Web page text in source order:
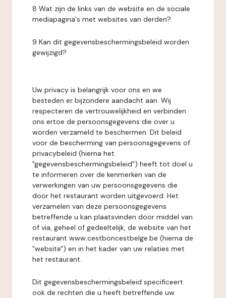
8 Wat zijn de links van de website en de sociale
mediapagina's met websites van derden?
9 Kan dit gegevensbeschermingsbeleid worden
gewijzigd?
Uw privacy is belangrijk voor ons en we
besteden er bijzondere aandacht aan. Wij
respecteren de vertrouwelijkheid en verbinden
ons ertoe de persoonsgegevens die over u
worden verzameld te beschermen. Dit beleid
voor de bescherming van persoonsgegevens of
privacybeleid (hierna het
"gegevensbeschermingsbeleid") heeft tot doel u
te informeren over de kenmerken van de
verwerkingen van uw persoonsgegevens die
door het restaurant worden uitgevoerd. Het
verzamelen van deze persoonsgegevens
betreffende u kan plaatsvinden door middel van
of via, geheel of gedeeltelijk, de website van het
restaurant www.cestboncestbelge.be (hierna de
"website") en in het kader van uw relaties met
het restaurant.
Dit gegevensbeschermingsbeleid specificeert
ook de rechten die u heeft betreffende uw